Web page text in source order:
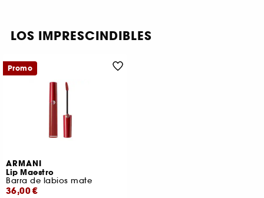
LOS IMPRESCINDIBLES
ARMANI
Lip Maestro
Barra de labios mate
36,00 €
Promo